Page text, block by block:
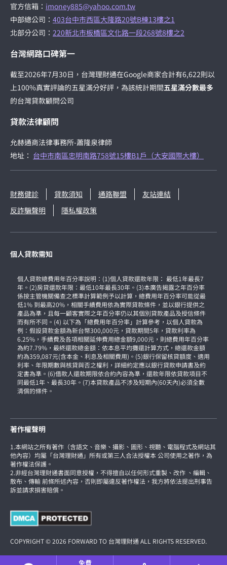
官方信箱： imoney885@yahoo.com.tw
中部總公司： 403台中市西區大隆路20號B棟13樓之1
北部分公司： 220新北市板橋區文化路一段268號8樓之2
台灣網路口碑第一
截至2026年7月30日，台灣理財通在Google商家合計有6,622則以
上100%真實評論的五星滿分好評，為該統計期間五星滿分數最多
的台灣貸款顧問公司
貸款法律顧問
允赫通商法律事務所-蕭隆泉律師
地址： 台中市南區忠明南路758號15樓B1戶（大安國際大樓）
財務健診 貸款須知 通路聯盟
友站連結
反詐騙聲明
隱私權政策
個人貸款需知
個人貸款總費用年百分率說明：(1)個人貸款還款年限： 最低1年最長7
年。(2)房貸還款年限：最低10年最長30年。(3)本廣告揭露之年百分率
係按主管機關備查之標準計算範例予以計算，總費用年百分率可能從最
低1% 到最高20%，相關手續費用依為實際貸款條件，並以銀行提供之
產品為準，且每一顧客實際之年百分率仍以其個別貸款產品及授信條件
而有所不同。(4) 以下為「總費用年百分率」計算參考，以個人貸款為
例：假設貸款金額為新台幣300,000元，貸款期間5年，貸款利率為
6.25%，手續費及各項相關延伸費用總金額9,000元，則總費用年百分率
為約7.79%，最終還款總金額：依本息平均攤還計算方式，總還款金額
約為359,087元(含本金、利息及相關費用)。(5)銀行保留核貸額度、適用
利率、年限期數與核貸與否之權利，詳細約定應以銀行貸款申請書及約
定書為準。(6)借款人還款期限依合約內容為準，還款年限依貸款項目不
同最低1年、最長30年。(7)本貸款產品不涉及短期內(60天內)必須全數
清償的條件。
著作權聲明
1.本網站之所有著作（含語文、音樂、攝影、圖形、視聽、電腦程式及網站其
他內容）均屬「台灣理財通」所有或第三人合法授權本 公司使用之著作，為
著作權法保護。
2.非經台灣理財通書面同意授權，不得擅自以任何形式重製、改作 、編輯、
散布、傳輸 前條所述內容，否則即屬違反著作權法，我方將依法提出刑事告
訴並請求損害賠償。
COPYRIGHT © 2026 FORWARD TO 台灣理財通 ALL RIGHTS RESERVED.
免費